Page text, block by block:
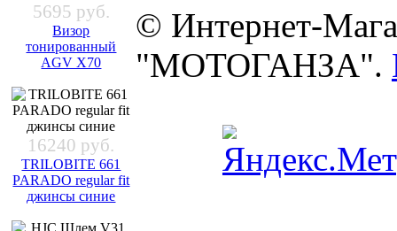
5695 руб.
Визор
тонированный
AGV X70
16240 руб.
TRILOBITE 661
PARADO regular fit
джинсы синие
© Интернет-
"МОТОГАНЗА".